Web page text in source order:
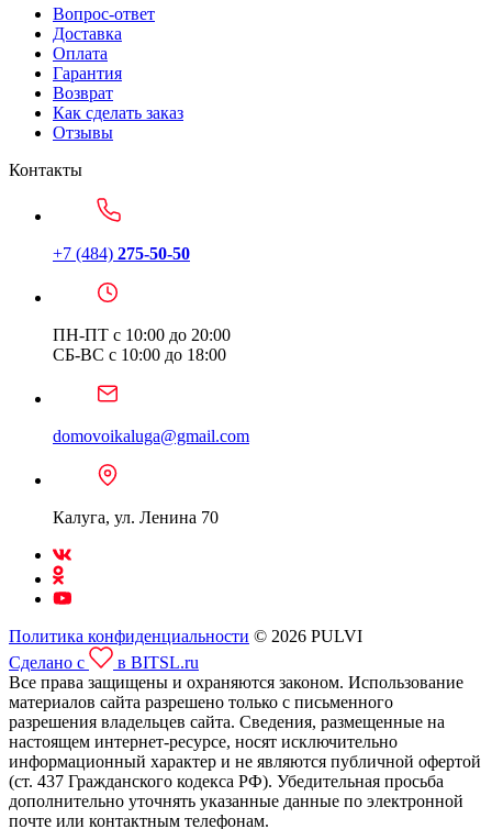
Вопрос-ответ
Доставка
Оплата
Гарантия
Возврат
Как сделать заказ
Отзывы
Контакты
+7 (484) 275-50-50
ПН-ПТ с 10:00 до 20:00
СБ-ВС с 10:00 до 18:00
domovoikaluga@gmail.com
Калуга, ул. Ленина 70
Политика конфиденциальности © 2026 PULVI
Сделано с
в BITSL.ru
Все права защищены и охраняются законом. Использование
материалов сайта разрешено только с письменного
разрешения владельцев сайта. Сведения, размещенные на
настоящем интернет-ресурсе, носят исключительно
информационный характер и не являются публичной офертой
(ст. 437 Гражданского кодекса РФ). Убедительная просьба
дополнительно уточнять указанные данные по электронной
почте или контактным телефонам.